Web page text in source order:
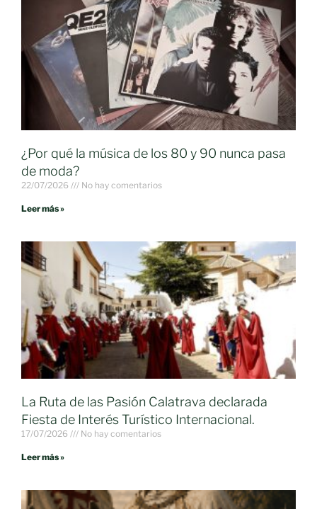
¿Por qué la música de los 80 y 90 nunca pasa
de moda?
22/07/2026 No hay comentarios
Leer más »
La Ruta de las Pasión Calatrava declarada
Fiesta de Interés Turístico Internacional.
17/07/2026 No hay comentarios
Leer más »